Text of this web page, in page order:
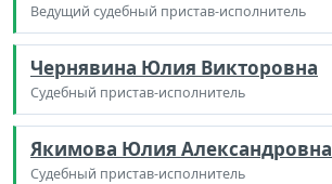
Ведущий судебный пристав-исполнитель
Чернявина Юлия Викторовна
Судебный пристав-исполнитель
Якимова Юлия Александровна
Судебный пристав-исполнитель